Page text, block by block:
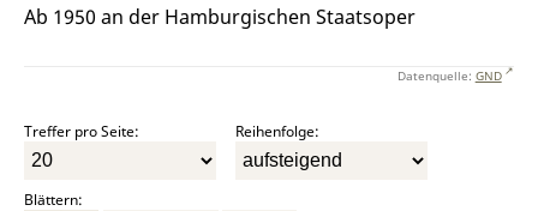
Ab 1950 an der Hamburgischen Staatsoper
Datenquelle: GND
Treffer pro Seite: Reihenfolge:
Blättern: